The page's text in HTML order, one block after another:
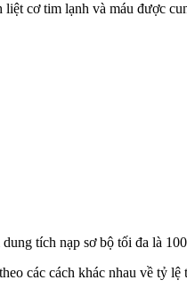
cơ tim lạnh và máu được
tích nạp sơ bộ tối đa là
các cách khác nhau về tỷ lệ